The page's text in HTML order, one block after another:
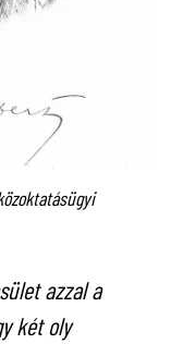
azzal a
két oly